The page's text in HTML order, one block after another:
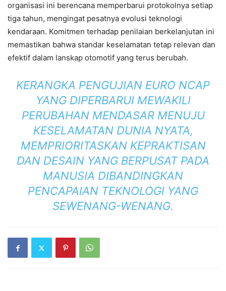
organisasi ini berencana memperbarui protokolnya setiap
tiga tahun, mengingat pesatnya evolusi teknologi
kendaraan. Komitmen terhadap penilaian berkelanjutan ini
memastikan bahwa standar keselamatan tetap relevan dan
efektif dalam lanskap otomotif yang terus berubah.
KERANGKA PENGUJIAN EURO NCAP
YANG DIPERBARUI MEWAKILI
PERUBAHAN MENDASAR MENUJU
KESELAMATAN DUNIA NYATA,
MEMPRIORITASKAN KEPRAKTISAN
DAN DESAIN YANG BERPUSAT PADA
MANUSIA DIBANDINGKAN
PENCAPAIAN TEKNOLOGI YANG
SEWENANG-WENANG.